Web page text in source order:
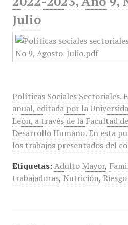
Julio
Políticas Sociales Sectoriales.
anual, editada por la
León, a través de la Facultad
Desarrollo Humano. En esta
los trabajos presentados del
Etiquetas: Adulto Mayor,
trabajadoras, Nutrición,